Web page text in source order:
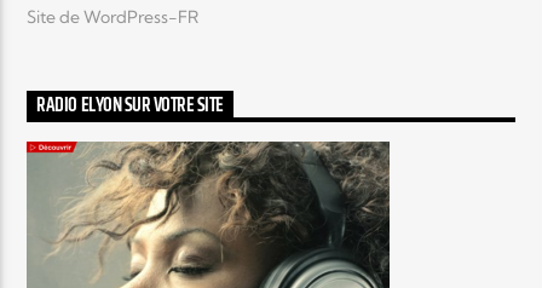
Site de WordPress-FR
RADIO ELYON SUR VOTRE SITE